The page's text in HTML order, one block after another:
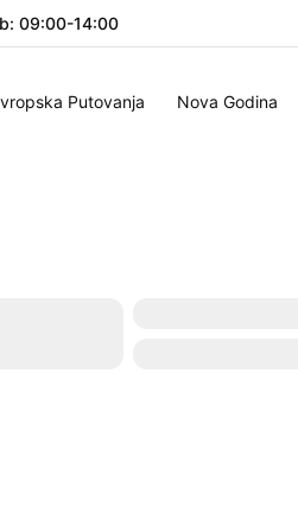
09:00-14:00
Putovanja Nova Godina